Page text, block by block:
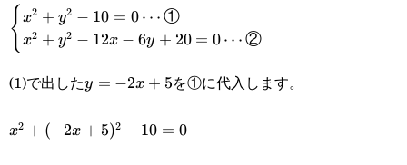
\begin{cases}\displaystyle x^2+y^2-
10=0\cdots\text{①}\\x^2+y^2-
12x-
{ x2 + y2 − 10 = 0⋯①
x2 + y2 − 12x − 6y + 20 = 0⋯②
(1)で出したy=-2x+5
y = −2x + 5を①に代入します。
x^2+
x2 + (−2x + 5)2 − 10 = 0